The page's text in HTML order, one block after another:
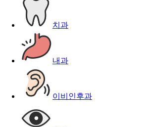
치과
내과
이비인후과